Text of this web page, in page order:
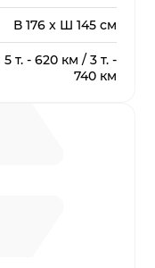
В 176 x Ш 145 см
5 т. - 620 км / 3 т. -
740 км